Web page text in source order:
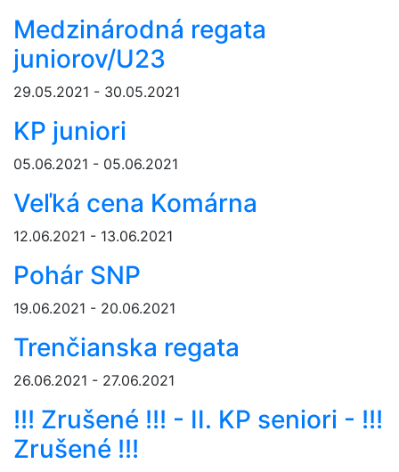
Medzinárodná regata
juniorov/U23
29.05.2021 - 30.05.2021
KP juniori
05.06.2021 - 05.06.2021
Veľká cena Komárna
12.06.2021 - 13.06.2021
Pohár SNP
19.06.2021 - 20.06.2021
Trenčianska regata
26.06.2021 - 27.06.2021
!!! Zrušené !!! - II. KP seniori - !!!
Zrušené !!!